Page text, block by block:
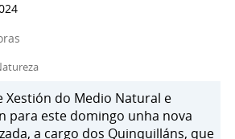
Xestión do Medio Natural e
para este domingo unha nova
a cargo dos Quinquilláns, que